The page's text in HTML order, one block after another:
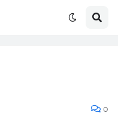
0